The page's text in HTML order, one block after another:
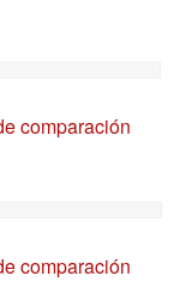
comparación
comparación